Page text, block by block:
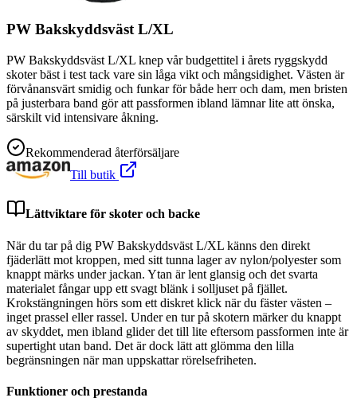
PW Bakskyddsväst L/XL
PW Bakskyddsväst L/XL knep vår budgettitel i årets ryggskydd
skoter bäst i test tack vare sin låga vikt och mångsidighet. Västen är
förvånansvärt smidig och funkar för både herr och dam, men bristen
på justerbara band gör att passformen ibland lämnar lite att önska,
särskilt vid intensivare åkning.
Rekommenderad återförsäljare
Till butik
Lättviktare för skoter och backe
När du tar på dig PW Bakskyddsväst L/XL känns den direkt
fjäderlätt mot kroppen, med sitt tunna lager av nylon/polyester som
knappt märks under jackan. Ytan är lent glansig och det svarta
materialet fångar upp ett svagt blänk i solljuset på fjället.
Krokstängningen hörs som ett diskret klick när du fäster västen –
inget prassel eller rassel. Under en tur på skotern märker du knappt
av skyddet, men ibland glider det till lite eftersom passformen inte är
supertight utan band. Det är dock lätt att glömma den lilla
begränsningen när man uppskattar rörelsefriheten.
Funktioner och prestanda